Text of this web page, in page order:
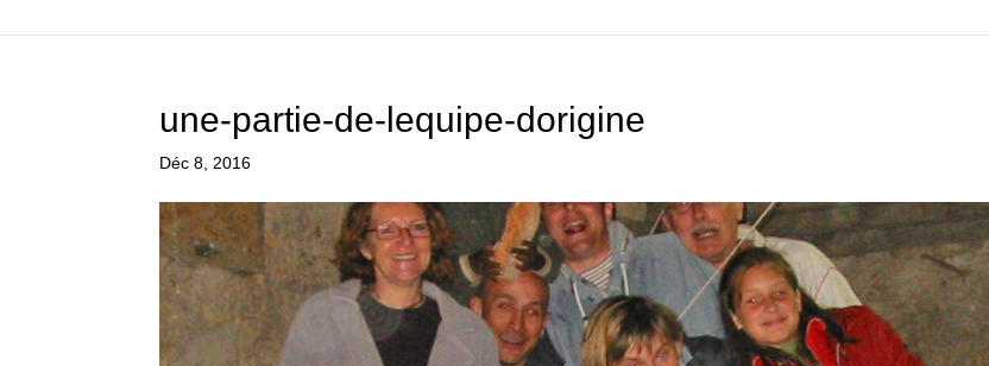
une-partie-de-lequipe-dorigine
Déc 8, 2016